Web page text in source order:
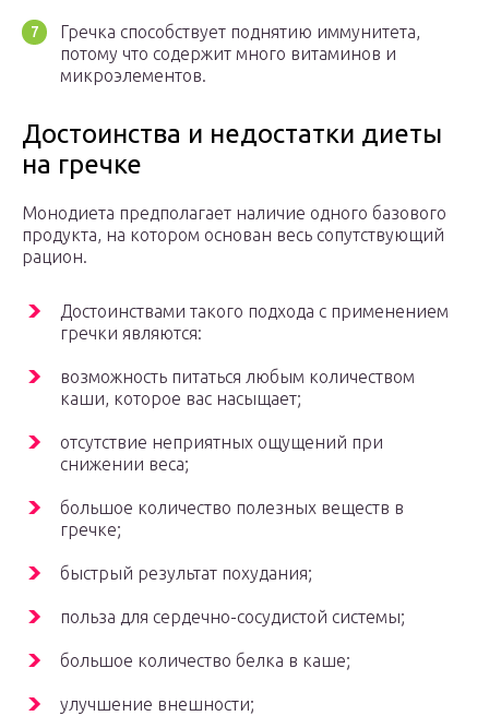
Гречка способствует поднятию иммунитета,
потому что содержит много витаминов и
микроэлементов.
Достоинства и недостатки диеты
на гречке
Монодиета предполагает наличие одного базового
продукта, на котором основан весь сопутствующий
рацион.
Достоинствами такого подхода с применением
гречки являются:
возможность питаться любым количеством
каши, которое вас насыщает;
отсутствие неприятных ощущений при
снижении веса;
большое количество полезных веществ в
гречке;
быстрый результат похудания;
польза для сердечно-сосудистой системы;
большое количество белка в каше;
улучшение внешности;